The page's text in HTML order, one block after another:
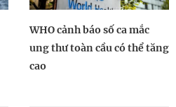
WHO cảnh báo số ca mắc
ung thư toàn cầu có thể tăng
cao